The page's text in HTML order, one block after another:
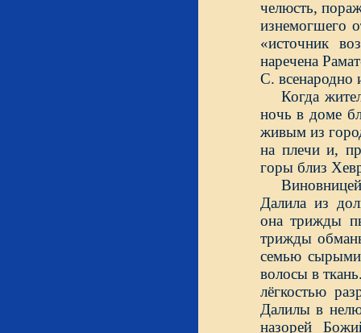
челюсть,
изнемогшего
«источник
наречена
С. всенародно
Когда
ночь в доме
живым из
на плечи и,
горы близ
Далила из
она трижды
трижды
семью сырыми
волосы в
лёгкостью
Далилы в
назорей